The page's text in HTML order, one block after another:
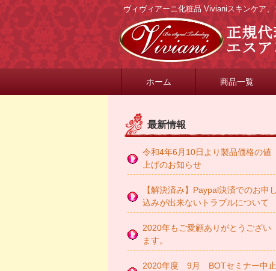
ヴィヴィアーニ化粧品 Vivianiスキンケア
ホーム 商品一覧
最新情報
令和4年6月10日より製品価格の値
上げのお知らせ
【解決済み】Paypal決済でのお申し
込みが出来ないトラブルについて
2020年もご愛顧ありがとうござい
ます。
2020年度 9月 BOTセミナー中止